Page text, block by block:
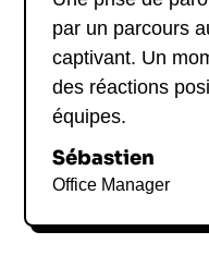
par un parcours
captivant. Un
des réactions
équipes.
Sébastien
Office Manager